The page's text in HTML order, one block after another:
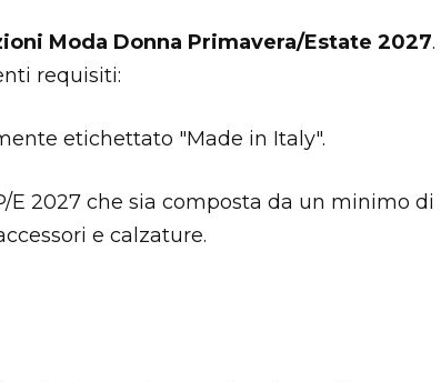
Moda Donna Primavera/Estate 2027.
requisiti:
etichettato "Made in Italy".
2027 che sia composta da un minimo di
e calzature.